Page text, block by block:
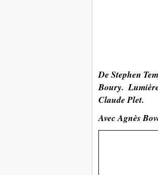
De Stephen
Boury.
Claude Plet.
Avec Agnès